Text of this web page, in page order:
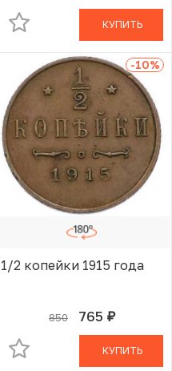
КУПИТЬ
-10%
1/2 копейки 1915 года
850 765 руб.
В КОРЗИНЕ
КУПИТЬ